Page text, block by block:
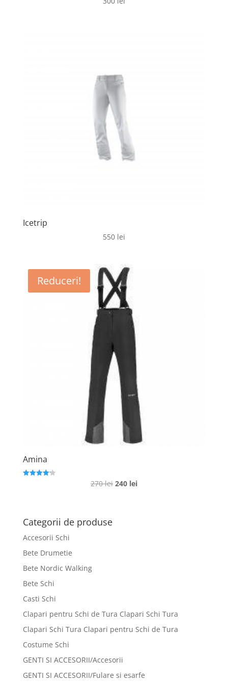
Icetrip
550 lei
Reduceri!
Amina
270lei Prețul
240 leiPrețul
Categorii de produse
Accesorii Schi
Bete Drumetie
Bete Nordic Walking
Bete Schi
Casti Schi
Clapari pentru Schi de Tura Clapari Schi Tura
Clapari Schi Tura Clapari pentru Schi de Tura
Costume Schi
GENTI SI ACCESORII/Accesorii
GENTI SI ACCESORII/Fulare si esarfe